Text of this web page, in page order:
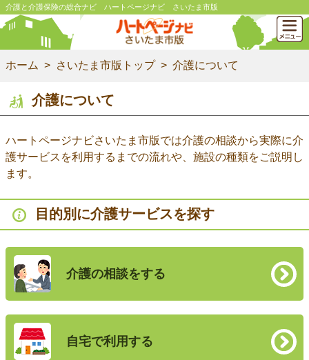
介護と介護保険の総合ナビ ハートページナビ さいたま市版
ホーム さいたま市版トップ 介護について
介護について
ハートページナビさいたま市版では介護の相談から実際に介
護サービスを利用するまでの流れや、施設の種類をご説明し
ます。
目的別に介護サービスを探す
介護の相談をする
自宅で利用する